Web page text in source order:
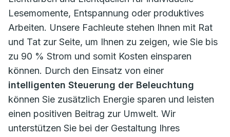
Lesemomente, Entspannung oder produktives
Arbeiten. Unsere Fachleute stehen Ihnen mit Rat
und Tat zur Seite, um Ihnen zu zeigen, wie Sie bis
zu 90 % Strom und somit Kosten einsparen
können. Durch den Einsatz von einer
intelligenten Steuerung der Beleuchtung
können Sie zusätzlich Energie sparen und leisten
einen positiven Beitrag zur Umwelt. Wir
unterstützen Sie bei der Gestaltung Ihres